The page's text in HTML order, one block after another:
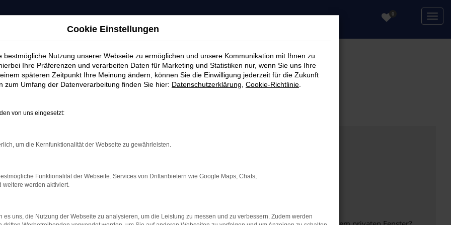
0
Cookie Einstellungen
bestmögliche Nutzung unserer Webseite zu ermöglichen und unsere Kommunikation mit Ihnen zu
Ihre Präferenzen und verarbeiten Daten für Marketing und Statistiken nur, wenn Sie uns Ihre
späteren Zeitpunkt Ihre Meinung ändern, können Sie die Einwilligung jederzeit für die Zukunft
zum Umfang der Datenverarbeitung finden Sie hier: Datenschutzerklärung Cookie-Richtlinie
von uns eingesetzt:
um die Kernfunktionalität der Webseite zu gewährleisten.
Funktionalität der Webseite. Services von Drittanbietern wie Google Maps, Chats,
weitere werden aktiviert.
es uns, die Nutzung der Webseite zu analysieren, um die Leistung zu messen und zu verbessern. Zudem werden